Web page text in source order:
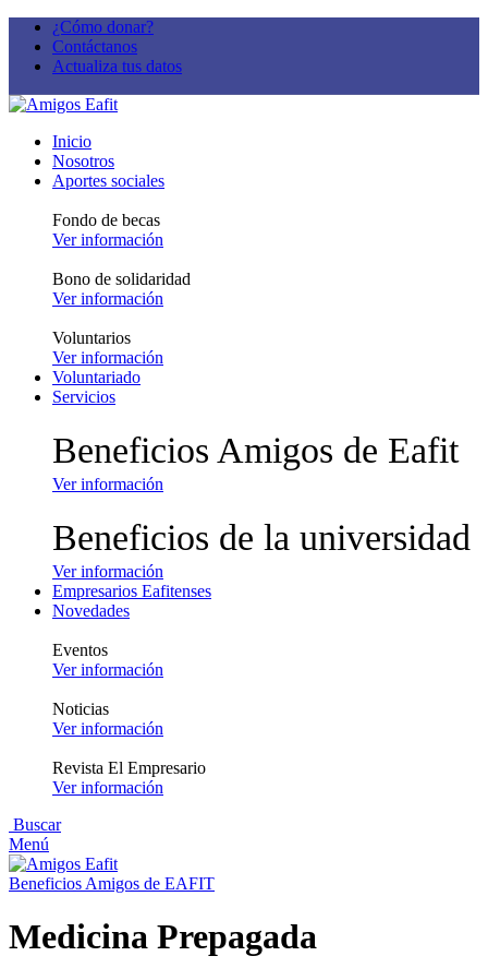
¿Cómo donar?
Contáctanos
Actualiza tus datos
Inicio
Nosotros
Aportes sociales
Fondo de becas
Ver información
Bono de solidaridad
Ver información
Voluntarios
Ver información
Voluntariado
Servicios
Beneficios Amigos de Eafit
Ver información
Beneficios de la universidad
Ver información
Empresarios Eafitenses
Novedades
Eventos
Ver información
Noticias
Ver información
Revista El Empresario
Ver información
Buscar
Menú
Beneficios Amigos de EAFIT
Medicina Prepagada